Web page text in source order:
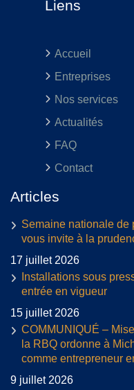
Liens
Accueil
Entreprises
Nos services
Actualités
FAQ
Contact
Articles
Semaine nationale de
vous invite à la
17 juillet 2026
Installations sous
entrée en vigueur
15 juillet 2026
COMMUNIQUÉ –
la RBQ ordonne à
comme entrepreneur
9 juillet 2026